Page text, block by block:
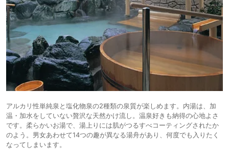
アルカリ性単純泉と塩化物泉の2種類の泉質が楽しめます。内湯は、加
温・加水をしていない贅沢な天然かけ流し。温泉好きも納得の心地よさ
です。柔らかいお湯で、湯上りには肌がつるすべコーティングされたか
のよう。男女あわせて14つの趣が異なる湯舟があり、何度でも入りたく
なってしまいます。